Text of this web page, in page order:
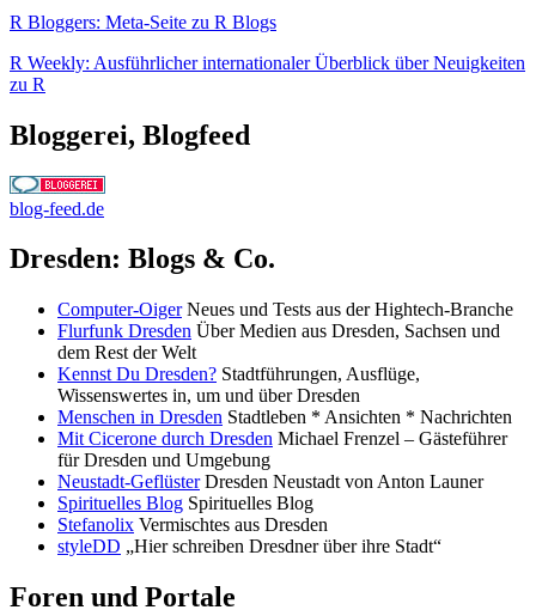
R Bloggers: Meta-Seite zu R Blogs
R Weekly: Ausführlicher internationaler Überblick über Neuigkeiten
zu R
Bloggerei, Blogfeed
blog-feed.de
Dresden: Blogs & Co.
Computer-OigerNeues und Tests aus der Hightech-Branche
Flurfunk Dresden Über Medien aus Dresden, Sachsen und
dem Rest der Welt
Kennst Du Dresden? Stadtführungen, Ausflüge,
Wissenswertes in, um und über Dresden
Menschen in Dresden Stadtleben * Ansichten * Nachrichten
Mit Cicerone durch Dresden Michael Frenzel – Gästeführer
für Dresden und Umgebung
Neustadt-GeflüsterDresden Neustadt von Anton Launer
Spirituelles Blog Spirituelles Blog
Stefanolix Vermischtes aus Dresden
styleDD „Hier schreiben Dresdner über ihre Stadt“
Foren und Portale